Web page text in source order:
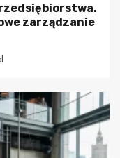
zarządzanie